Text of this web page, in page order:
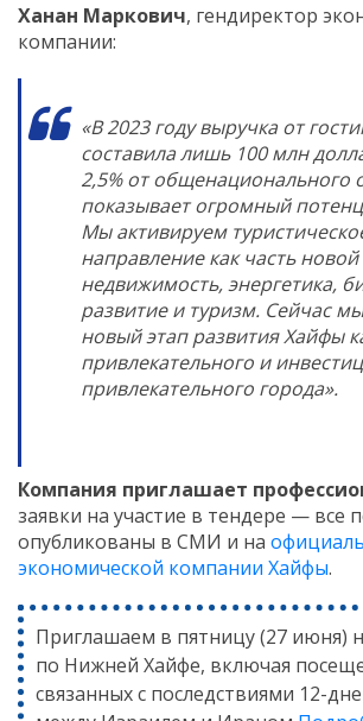
Ханан Маркович, гендиректор
компании:
«В 2023 году выручка от
составила лишь 100 млн
2,5% от общенационального
показывает огромный
Мы активируем
направление как часть новой
недвижимость, энергетика,
развитие и туризм. Сейчас
новый этап развития Хайфы
привлекательного и
привлекательного города».
Компания приглашает
заявки на участие в тендере — все
опубликованы в СМИ и на
экономической компании Хайфы.
Приглашаем в пятницу (27 июня)
по Нижней Хайфе, включая
связанных с последствиями 12-